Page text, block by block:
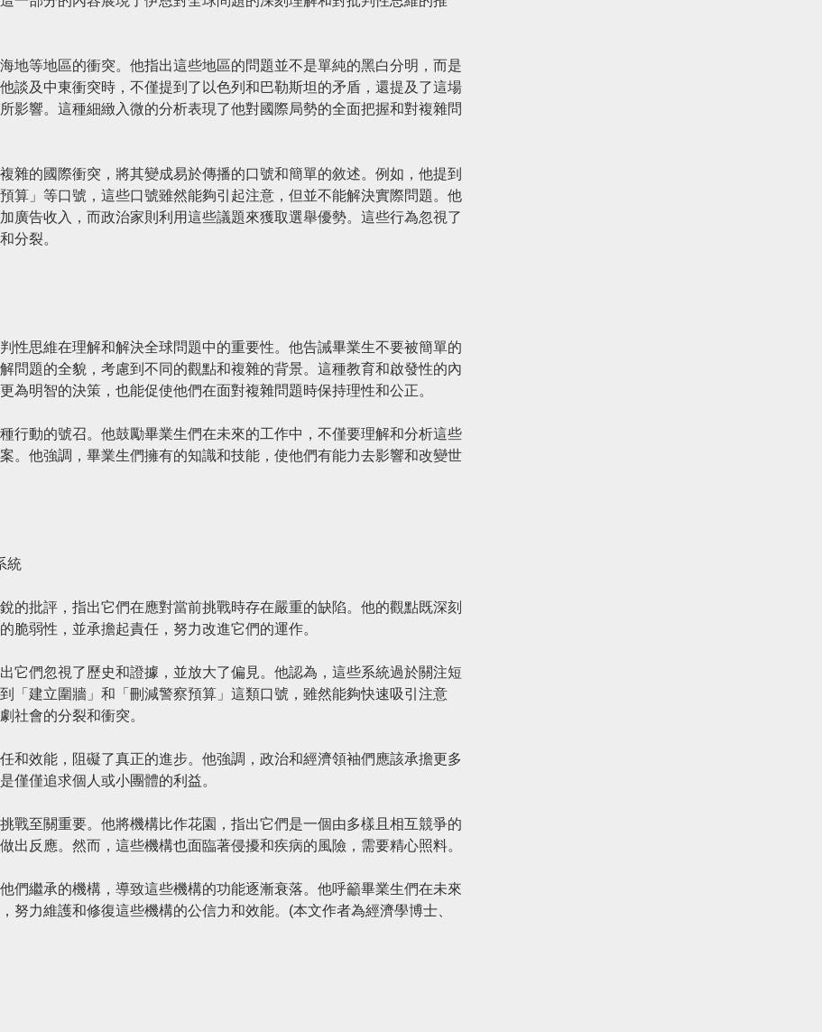
地等地區的衝突。他指出這些地區的問題並不是單純的黑白分明，而是
談及中東衝突時，不僅提到了以色列和巴勒斯坦的矛盾，還提及了這場
影響。這種細緻入微的分析表現了他對國際局勢的全面把握和對複雜問
雜的國際衝突，將其變成易於傳播的口號和簡單的敘述。例如，他提到
算」等口號，這些口號雖然能夠引起注意，但並不能解決實際問題。他
廣告收入，而政治家則利用這些議題來獲取選舉優勢。這些行為忽視了
分裂。
性思維在理解和解決全球問題中的重要性。他告誡畢業生不要被簡單的
問題的全貌，考慮到不同的觀點和複雜的背景。這種教育和啟發性的內
為明智的決策，也能促使他們在面對複雜問題時保持理性和公正。
行動的號召。他鼓勵畢業生們在未來的工作中，不僅要理解和分析這些
。他強調，畢業生們擁有的知識和技能，使他們有能力去影響和改變世
統
的批評，指出它們在應對當前挑戰時存在嚴重的缺陷。他的觀點既深刻
脆弱性，並承擔起責任，努力改進它們的運作。
它們忽視了歷史和證據，並放大了偏見。他認為，這些系統過於關注短
「建立圍牆」和「刪減警察預算」這類口號，雖然能夠快速吸引注意
社會的分裂和衝突。
和效能，阻礙了真正的進步。他強調，政治和經濟領袖們應該承擔更多
僅僅追求個人或小團體的利益。
戰至關重要。他將機構比作花園，指出它們是一個由多樣且相互競爭的
出反應。然而，這些機構也面臨著侵擾和疾病的風險，需要精心照料。
們繼承的機構，導致這些機構的功能逐漸衰落。他呼籲畢業生們在未來
努力維護和修復這些機構的公信力和效能。(本文作者為經濟學博士、